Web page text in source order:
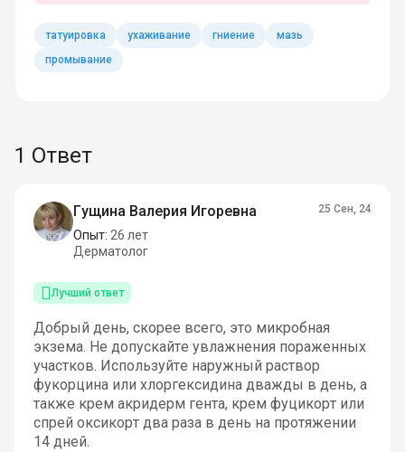
татуировка ухаживание гниение
мазь
промывание
1 Ответ
Гущина Валерия Игоревна
Опыт: 26 лет
Дерматолог
25 Сен, 24
Лучший ответ
Добрый день, скорее всего, это микробная
экзема. Не допускайте увлажнения пораженных
участков. Используйте наружный раствор
фукорцина или хлоргексидина дважды в день, а
также крем акридерм гента, крем фуцикорт или
спрей оксикорт два раза в день на протяжении
14 дней.